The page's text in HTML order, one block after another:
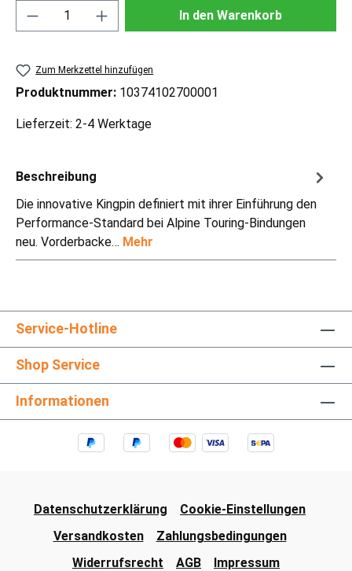
Produkt Anzahl: Gib den gewünschten
In den Warenkorb
Zum Merkzettel hinzufügen
Produktnummer: 10374102700001
Lieferzeit: 2-4 Werktage
Beschreibung
Die innovative Kingpin definiert mit ihrer Einführung den
Performance-Standard bei Alpine Touring-Bindungen
neu. Vorderbacke… Mehr
Service-Hotline
Shop Service
Informationen
Datenschutzerklärung
Cookie-Einstellungen
Versandkosten
Zahlungsbedingungen
Widerrufsrecht
AGB Impressum